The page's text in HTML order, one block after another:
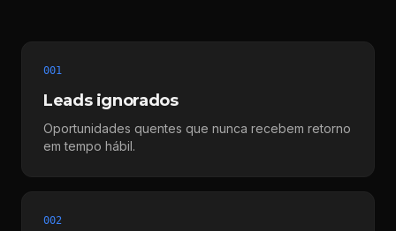
001
Leads ignorados
Oportunidades quentes que nunca recebem retorno
em tempo hábil.
002